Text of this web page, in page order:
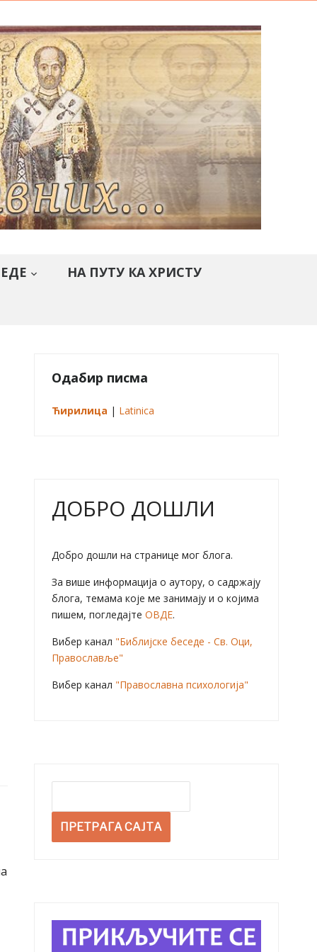
НА ПУТУ КА ХРИСТУ
Одабир писма
Ћирилица | Latinica
ДОБРО ДОШЛИ
Добро дошли на странице мог блога.
За више информација о аутору, о садржају
блога, темама које ме занимају и о којима
пишем, погледајтеОВДЕ.
Вибер канал "Библијске беседе - Св. Оци,
Православље"
Вибер канал "Православна психологија"